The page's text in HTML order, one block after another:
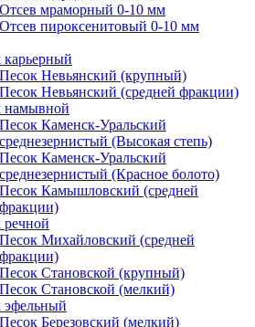
Отсев мраморный 0-10 мм
Отсев пироксенитовый 0-10 мм
карьерный
Песок Невьянский (крупный)
Песок Невьянский (средней фракции)
намывной
Песок Каменск-Уральский
среднезернистый (Высокая степь)
Песок Каменск-Уральский
среднезернистый (Красное болото)
Песок Камышловский (средней
фракции)
речной
Песок Михайловский (средней
фракции)
Песок Становской (крупный)
Песок Становской (мелкий)
эфельный
Песок Березовский (мелкий)